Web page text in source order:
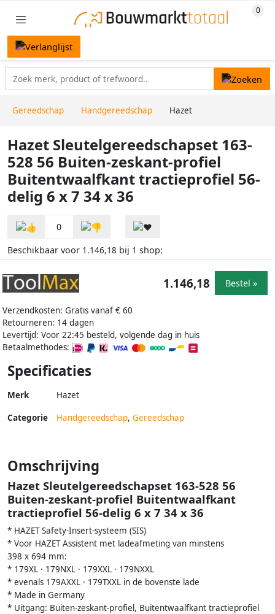
Gereedschap Handgereedschap Hazet
Hazet Sleutelgereedschapset 163-
528 56 Buiten-zeskant-profiel
Buitentwaalfkant tractieprofiel 56-
delig 6 x 7 34 x 36
0
Beschikbaar voor 1.146,18 bij 1 shop:
Verzendkosten: Gratis vanaf € 60
Retourneren: 14 dagen
Levertijd: Voor 22:45 besteld, volgende dag in huis
Betaalmethodes:
1.146,18 Bestel »
Specificaties
Merk Hazet
Categorie Handgereedschap, Gereedschap
Omschrijving
Hazet Sleutelgereedschapset 163-528 56
Buiten-zeskant-profiel Buitentwaalfkant
tractieprofiel 56-delig 6 x 7 34 x 36
* HAZET Safety-Insert-systeem (SIS)
* Voor HAZET Assistent met ladeafmeting van minstens
398 x 694 mm:
* 179XL · 179NXL · 179XXL · 179NXXL
* evenals 179AXXL · 179TXXL in de bovenste lade
* Made in Germany
* Uitgang: Buiten-zeskant-profiel, Buitentwaalfkant tractieprofiel